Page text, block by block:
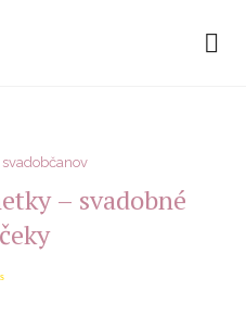
– svadobné